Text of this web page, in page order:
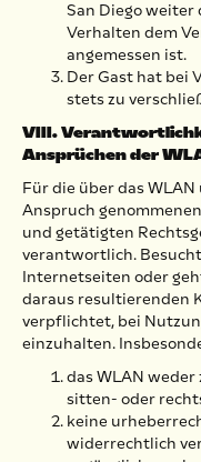
San Diego weiter
Verhalten dem
angemessen ist.
Der Gast hat bei
stets zu
VIII.
Ansprüchen der
Für die über das
Anspruch
und getätigten
verantwortlich.
Internetseiten oder
daraus resultierenden
verpflichtet, bei
einzuhalten.
das WLAN
sitten- oder
keine
widerrechtlich